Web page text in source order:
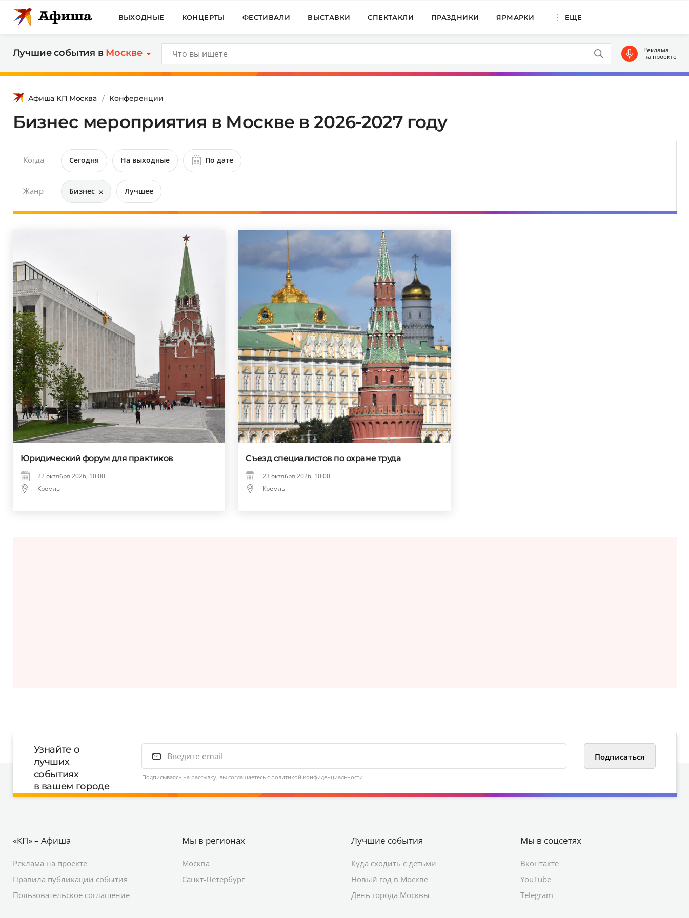
ВЫХОДНЫЕ КОНЦЕРТЫ ФЕСТИВАЛИ ВЫСТАВКИ СПЕКТАКЛИ ПРАЗДНИКИ ЯРМАРКИ ЕЩЕ
Лучшие события в Москве Реклама
на проекте
Афиша КП Москва Конференции
Бизнес мероприятия в Москве в 2026-2027 году
Когда Сегодня На выходные По дате
Жанр Бизнес Лучшее
Юридический форум для практиков
22 октября 2026, 10:00
Кремль
Съезд специалистов по охране труда
23 октября 2026, 10:00
Кремль
Узнайте о
лучших
событиях
в вашем городе
Подписываясь на рассылку, вы соглашаетесь с политикой конфиденциальности
«КП» – Афиша
Реклама на проекте
Правила публикации события
Пользовательское соглашение
Мы в регионах
Москва
Санкт-Петербург
Лучшие события
Куда сходить с детьми
Новый год в Москве
День города Москвы
Мы в соцсетях
Вконтакте
YouTube
Telegram